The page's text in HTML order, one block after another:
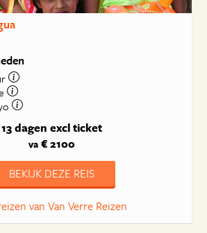
13 dagen excl ticket
va€ 2100
BEKIJK DEZE REIS
van Van Verre Reizen